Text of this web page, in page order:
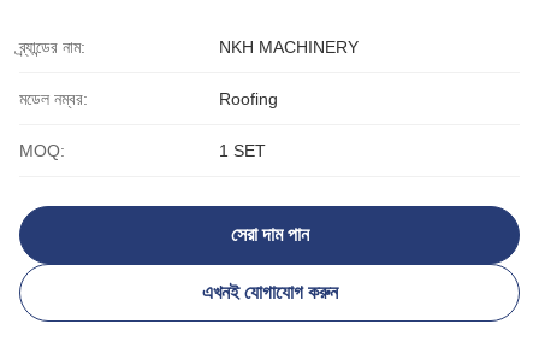
ব্র্যান্ডের নাম: NKH MACHINERY
মডেল নম্বর: Roofing
MOQ: 1 SET
সেরা দাম পান
এখনই যোগাযোগ করুন